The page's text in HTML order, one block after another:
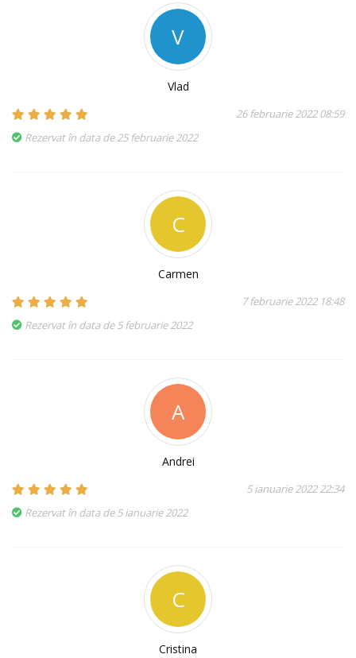
V
Vlad
26 februarie 2022 08:59
Rezervat în data de 25 februarie 2022
C
Carmen
7 februarie 2022 18:48
Rezervat în data de 5 februarie 2022
A
Andrei
5 ianuarie 2022 22:34
Rezervat în data de 5 ianuarie 2022
C
Cristina